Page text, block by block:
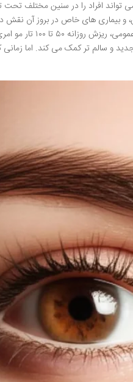
افراد را در سنین مختلف تحت
و بیماری های خاص در بروز آن
مدیریت و درمان موثر
و سالم تر کمک می کند. اما